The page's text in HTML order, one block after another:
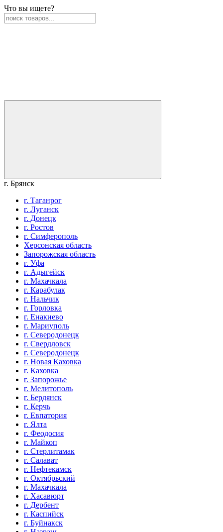
Что вы ищете?
г. Брянск
г. Таганрог
г. Луганск
г. Донецк
г. Ростов
г. Симферополь
Херсонская область
Запорожская область
г. Уфа
г. Адыгейск
г. Махачкала
г. Карабулак
г. Нальчик
г. Горловка
г. Енакиево
г. Мариуполь
г. Северодонецк
г. Свердловск
г. Северодонецк
г. Новая Каховка
г. Каховка
г. Запорожье
г. Мелитополь
г. Бердянск
г. Керчь
г. Евпатория
г. Ялта
г. Феодосия
г. Майкоп
г. Стерлитамак
г. Салават
г. Нефтекамск
г. Октябрьский
г. Махачкала
г. Хасавюрт
г. Дербент
г. Каспийск
г. Буйнакск